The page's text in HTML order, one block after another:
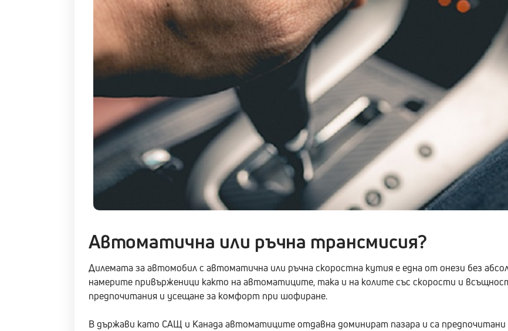
Автоматична или ръчна трансмисия?
Дилемата за автомобил с автоматична или ръчна скоростна кутия е една от онези без
намерите привърженици както на автоматиците, така и на колите със скорости и
предпочитания и усещане за комфорт при шофиране.
В държави като САЩ и Канада автоматиците отдавна доминират пазара и са